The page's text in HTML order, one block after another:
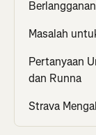
Masalah
Pertanyaan
dan Runna
Strava